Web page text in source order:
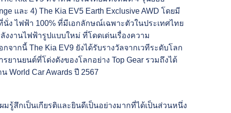
และ 4) The Kia EV5 Earth Exclusive AWD โดยมี
ง ไฟฟ้า 100% ที่มีเอกลักษณ์เฉพาะตัวในประเทศไทย
งานไฟฟ้ารูปแบบใหม่ ที่โดดเด่นเรื่องความ
ากนี้ The Kia EV9 ยังได้รับรางวัลจากเวทีระดับโลก
ยานยนต์ที่โด่งดังของโลกอย่าง Top Gear รวมถึงได้
World Car Awards ปี 2567
มรู้สึกเป็นเกียรติและยินดีเป็นอย่างมากที่ได้เป็นส่วนหนึ่ง